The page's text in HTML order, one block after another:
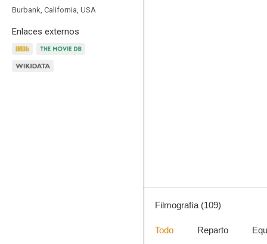
Burbank, California, USA
Enlaces externos
Filmografía (109)
Todo Reparto